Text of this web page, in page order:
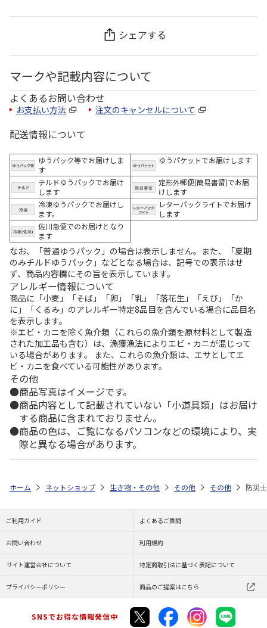
シェアする
マークや記載内容について
よくあるお問い合わせ
お支払い方法 注文のキャンセルについて
配送情報について
ゆうパック等でお届けしま
す
ゆうパケットでお届けします
チルドゆうパックでお届け
します
定形外郵便(簡易書留)でお届
けします
冷凍ゆうパックでお届けし
ます。
レターパックライトでお届け
します
佐川急便でのお届けとなり
ます
なお、「普通ゆうパック」の場合は表示しません。また、「夏期
のみチルドゆうパック」などとなる場合は、記号での表示はせ
ず、商品内容欄にその旨を表示しています。
アレルギー情報について
商品に「小麦」「そば」「卵」「乳」「落花生」「えび」「か
に」「くるみ」のアレルギー特定8品目を含んでいる場合に品目名
を表示します。
※エビ・カニを除く魚介類（これらの魚介類を原材料として製造
された加工品も含む）は、漁獲漁法によりエビ・カニが混じって
いる場合があります。 また、これらの魚介類は、エサとしてエ
ビ・カニを食べている可能性があります。
その他
商品写真はイメージです。
商品内容として記載されていない「小道具類」はお届け
する商品に含まれておりません。
商品の色は、ご覧になるパソコンなどの環境により、実
際と異なる場合があります。
ホーム ネットショップ 生き物・その他 その他 その他 防災
ご利用ガイド よくあるご質問
お問い合わせ 利用規約
サイト運営会社について 特定商取引法に基づく表記について
プライバシーポリシー 商品のご提案はこちら
SNSでお得な情報発信中